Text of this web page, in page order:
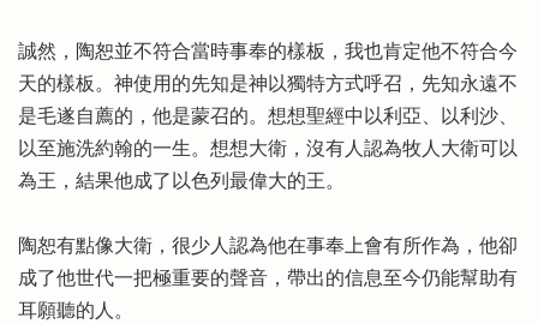
誠然，陶恕並不符合當時事奉的樣板，我也肯定他不符合今
天的樣板。神使用的先知是神以獨特方式呼召，先知永遠不
是毛遂自薦的，他是蒙召的。想想聖經中以利亞、以利沙、
以至施洗約翰的一生。想想大衛，沒有人認為牧人大衛可以
為王，結果他成了以色列最偉大的王。
陶恕有點像大衛，很少人認為他在事奉上會有所作為，他卻
成了他世代一把極重要的聲音，帶出的信息至今仍能幫助有
耳願聽的人。